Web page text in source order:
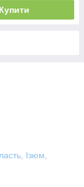
Купити
Ізюм,